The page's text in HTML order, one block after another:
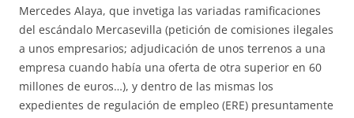
Mercedes Alaya, que invetiga las variadas ramificaciones
del escándalo Mercasevilla (petición de comisiones ilegales
a unos empresarios; adjudicación de unos terrenos a una
empresa cuando había una oferta de otra superior en 60
millones de euros…), y dentro de las mismas los
expedientes de regulación de empleo (ERE) presuntamente